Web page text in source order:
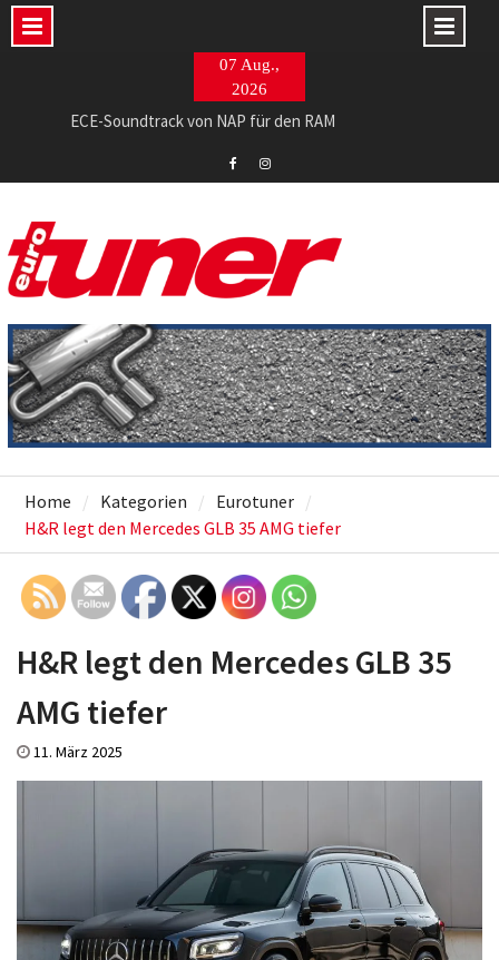
07 Aug.,
2026
ECE-Soundtrack von NAP für den RAM
Barracuda Razzer am Ingolstädter Topmodell
Home Kategorien
Eurotuner
H&R legt den Mercedes GLB 35 AMG tiefer
H&R legt den Mercedes GLB 35
AMG tiefer
11. März 2025